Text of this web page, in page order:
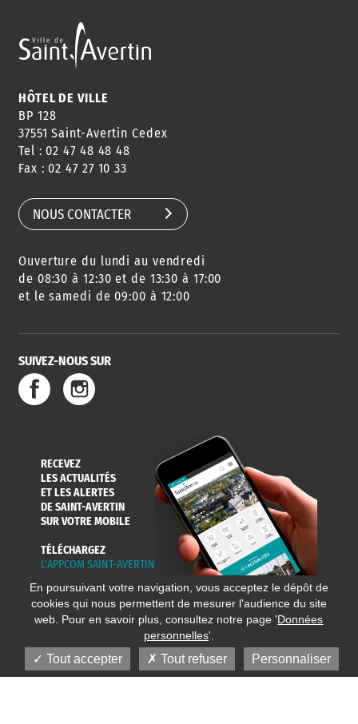
ANNUAIRE
HORAIRES
CONSEILS
DE QUARTIER
AGENDA
DES SORTIES
URBANISME
SERVICE
DE L'EAU
HÔTEL DE VILLE
BP 128
37551 Saint-Avertin Cedex
Tel : 02 47 48 48 48
Fax : 02 47 27 10 33
NOUS CONTACTER
Ouverture du lundi au vendredi
de 08:30 à 12:30 et de 13:30 à 17:00
et le samedi de 09:00 à 12:00
SUIVEZ-NOUS SUR
RECEVEZ
LES ACTUALITÉS
ET LES ALERTES
DE SAINT-AVERTIN
SUR VOTRE MOBILE
TÉLÉCHARGEZ
L'APPCOM SAINT-AVERTIN
En poursuivant votre navigation, vous acceptez le dépôt de
cookies qui nous permettent de mesurer l'audience du site
web. Pour en savoir plus, consultez notre page 'Données
personnelles'.
Tout accepter Tout refuser Personnaliser